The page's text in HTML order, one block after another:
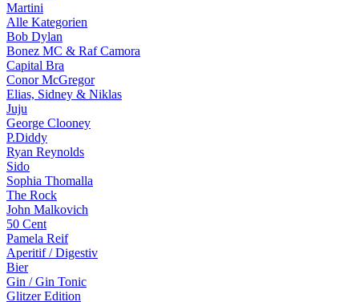
Martini
Alle Kategorien
Bob Dylan
Bonez MC & Raf Camora
Capital Bra
Conor McGregor
Elias, Sidney & Niklas
Juju
George Clooney
P.Diddy
Ryan Reynolds
Sido
Sophia Thomalla
The Rock
John Malkovich
50 Cent
Pamela Reif
Aperitif / Digestiv
Bier
Gin / Gin Tonic
Glitzer Edition